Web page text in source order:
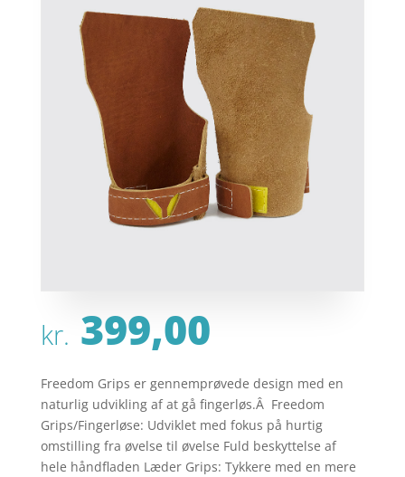
kr. 399,00
Freedom Grips er gennemprøvede design med en
naturlig udvikling af at gå fingerløs.Â Freedom
Grips/Fingerløse: Udviklet med fokus på hurtig
omstilling fra øvelse til øvelse Fuld beskyttelse af
hele håndfladen Læder Grips: Tykkere med en mere